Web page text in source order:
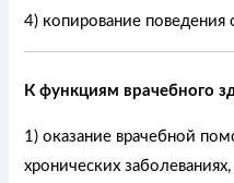
4) копирование
К функциям врачебного
1) оказание врачебной
хронических